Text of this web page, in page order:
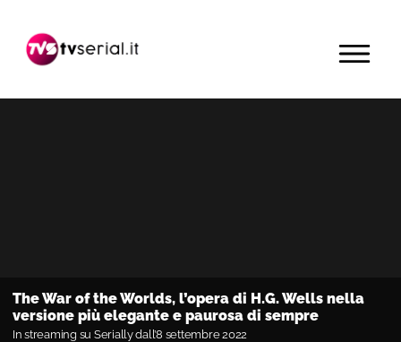
navigazione
contenuto
MENU
The War of the Worlds, l’opera di H.G. Wells nella
versione più elegante e paurosa di sempre
In streaming su Serially dall’8 settembre 2022